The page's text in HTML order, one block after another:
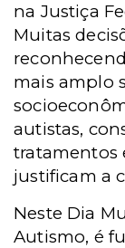
na Justiça
Muitas
mais amplo
autistas,
tratamentos
justificam a
Neste Dia
Autismo, é